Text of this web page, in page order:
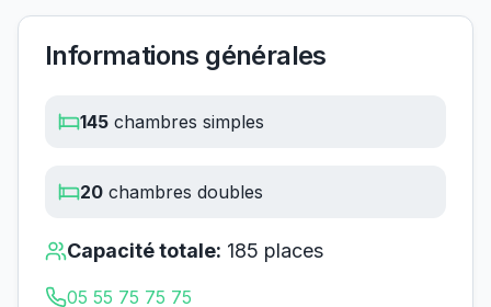
Informations générales
145 chambres simples
20 chambres doubles
Capacité totale: 185 places
05 55 75 75 75